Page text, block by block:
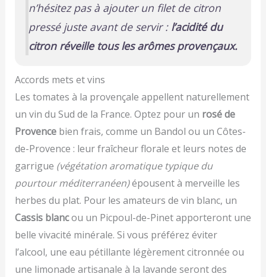
n’hésitez pas à ajouter un filet de citron
pressé juste avant de servir : l’acidité du
citron réveille tous les arômes provençaux.
Accords mets et vins
Les tomates à la provençale appellent naturellement
un vin du Sud de la France. Optez pour un rosé de
Provencebien frais, comme un Bandol ou un Côtes-
de-Provence : leur fraîcheur florale et leurs notes de
garrigue (végétation aromatique typique du
pourtour méditerranéen)épousent à merveille les
herbes du plat. Pour les amateurs de vin blanc, un
Cassis blancou un Picpoul-de-Pinet apporteront une
belle vivacité minérale. Si vous préférez éviter
l’alcool, une eau pétillante légèrement citronnée ou
une limonade artisanale à la lavande seront des